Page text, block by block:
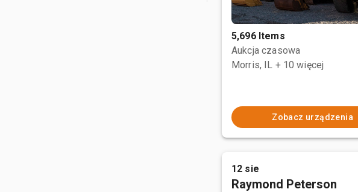
5,696 Items
Aukcja czasowa
Morris, IL + 10 więcej
Zobacz urządzenia
12 sie
Raymond Peterson